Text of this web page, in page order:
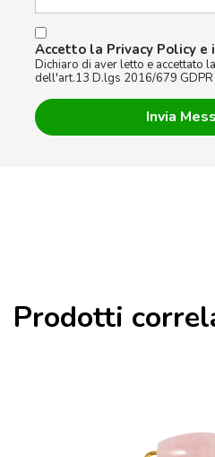
Accetto la Privacy Policy e
Dichiaro di aver letto e accettato la
dell'art.13 D.lgs 2016/679
Prodotti